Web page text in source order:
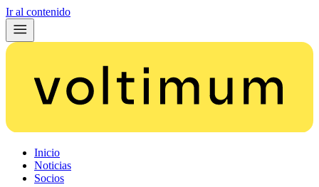
Ir al contenido
Inicio
Noticias
Socios